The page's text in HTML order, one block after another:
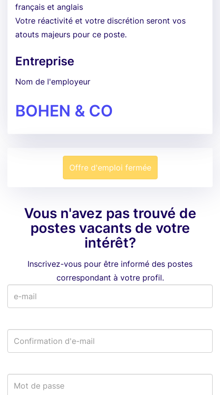
français et anglais
Votre réactivité et votre discrétion seront vos
atouts majeurs pour ce poste.
Entreprise
Nom de l'employeur
BOHEN & CO
Offre d'emploi fermée
Vous n'avez pas trouvé de
postes vacants de votre
intérêt?
Inscrivez-vous pour être informé des postes
correspondant à votre profil.